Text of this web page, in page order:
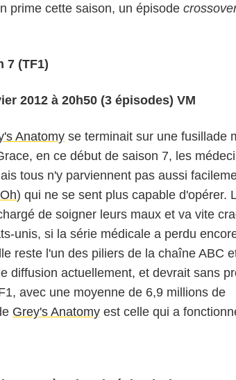
prime cette saison, un épisode
7 (TF1)
2012 à 20h50 (3 épisodes) VM
Anatomy se terminait sur une fusillade
en ce début de saison 7, les
tous n'y parviennent pas aussi
) qui ne se sent plus capable d'opérer.
de soigner leurs maux et va vite
unis, si la série médicale a perdu
reste l'un des piliers de la chaîne ABC
diffusion actuellement, et devrait sans
avec une moyenne de 6,9 millions de
Grey's Anatomy est celle qui a